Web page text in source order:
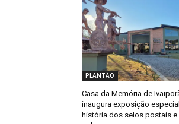
PLANTÃO
Casa da Memória de
inaugura exposição
história dos selos postais e